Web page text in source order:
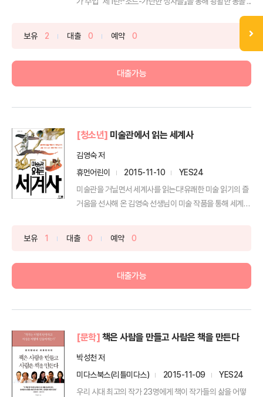
보유 2 대출 0 예약 0
대출가능
[청소년] 미술관에서 읽는 세계사
김영숙 저
휴먼어린이
2015-11-10
YES24
미술관을 거닐면서 세계사를 읽는다!유쾌한 미술 읽기의 즐
거움을 선사해 온 김영숙 선생님이 미술 작품을 통해 세계사
보유 1 대출 0 예약 0
대출가능
[문학] 책은 사람을 만들고 사람은 책을 만든다
박성천 저
미다스북스(리틀미다스)
2015-11-09
YES24
우리 시대 최고의 작가 23명에게 책이 작가들의 삶을 어떻